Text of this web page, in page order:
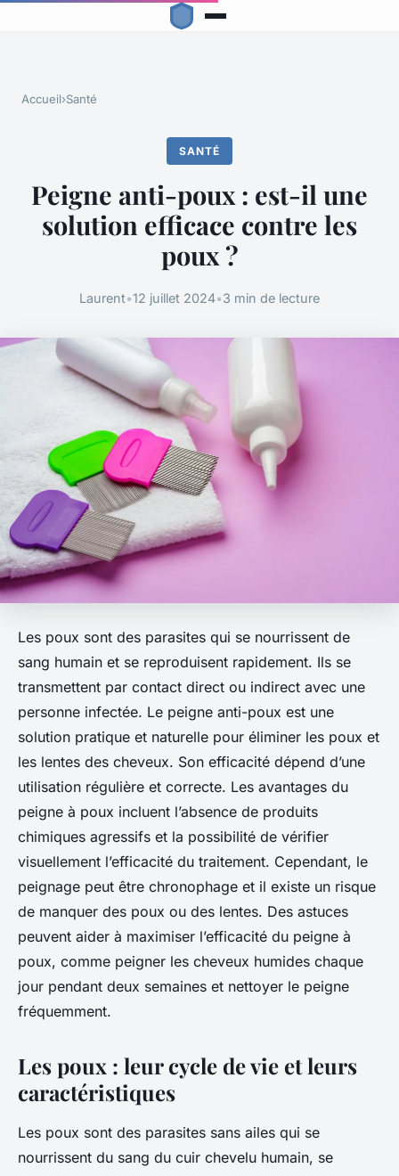
Accueil›Santé
SANTÉ
Peigne anti-poux : est-il une
solution efficace contre les
poux ?
Laurent•12 juillet 2024•3 min de lecture
Les poux sont des parasites qui se nourrissent de
sang humain et se reproduisent rapidement. Ils se
transmettent par contact direct ou indirect avec une
personne infectée. Le peigne anti-poux est une
solution pratique et naturelle pour éliminer les poux et
les lentes des cheveux. Son efficacité dépend d’une
utilisation régulière et correcte. Les avantages du
peigne à poux incluent l’absence de produits
chimiques agressifs et la possibilité de vérifier
visuellement l’efficacité du traitement. Cependant, le
peignage peut être chronophage et il existe un risque
de manquer des poux ou des lentes. Des astuces
peuvent aider à maximiser l’efficacité du peigne à
poux, comme peigner les cheveux humides chaque
jour pendant deux semaines et nettoyer le peigne
fréquemment.
Les poux : leur cycle de vie et leurs
caractéristiques
Les poux sont des parasites sans ailes qui se
nourrissent du sang du cuir chevelu humain, se